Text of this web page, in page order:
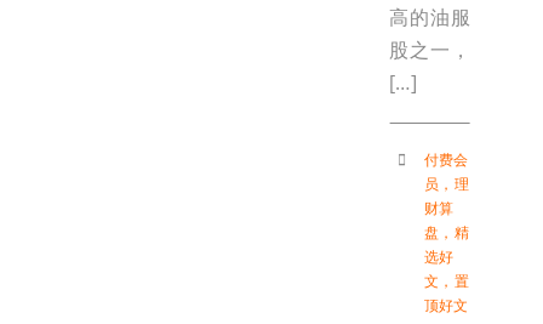
高的油服
股之一，
[…]
付费会
员 ， 理
财算
盘 ， 精
选好
文 ， 置
顶好文